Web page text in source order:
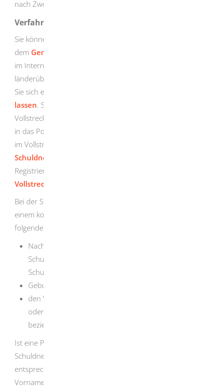
nach Zweckerreichung zu löschen.
Verfahrensablauf
Sie können den Inhalt des Schuldnerverzeichnisses auf
dem Gemeinsamen Vollstreckungsportal der Länder
im Internet einsehen. Dort können Sie eine zentrale und
länderübergreifende Abfrage durchführen. Dazu müssen
Sie sich erst über das Vollstreckungsportal
lassen. Sie erhalten anschließend vom
Vollstreckungsportal die Daten, die Sie zur Einsichtnahme
in das Portal benötigen. Mit diesen Daten können Sie sich
im Vollstreckungsportal
Schuldnern suchen
Registrierung und zur Suche auf dem
Vollstreckungsportal der Länder
Bei der Suche nach einer konkreten Schuldnerin oder
einem konkreten Schuldner geben Sie am besten
folgende Daten an:
Nachname und
Schuldners oder die Firma der Schuldnerin oder des
Schuldners
Geburtsdatum
den Wohnsitz der Schuldnerin oder des Schuldners
oder den Ort, an dem sie oder er ihren
beziehungsweise seinen Sitz hat
Ist eine Person mit den von Ihnen angegebenen Daten im
Schuldnerverzeichnis vorhanden, erhalten Sie eine
entsprechende Mitteilung über den Nachnamen,
Vornamen, das Geburtsdatum, den Geburtsort und die